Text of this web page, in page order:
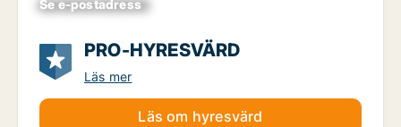
Se e-postadress
xxxxxxxxxxxxxxx
PRO-HYRESVÄRD
Läs mer
Läs om hyresvärd